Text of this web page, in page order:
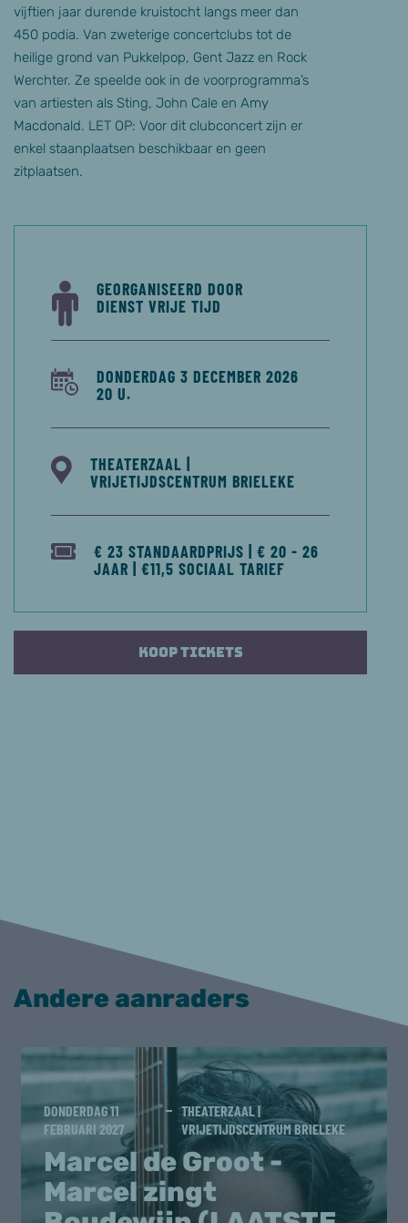
vijftien jaar durende kruistocht langs meer dan
450 podia. Van zweterige concertclubs tot de
heilige grond van Pukkelpop, Gent Jazz en Rock
Werchter. Ze speelde ook in de voorprogramma’s
van artiesten als Sting, John Cale en Amy
Macdonald. LET OP: Voor dit clubconcert zijn er
enkel staanplaatsen beschikbaar en geen
zitplaatsen.
GEORGANISEERD DOOR
DIENST VRIJE TIJD
DONDERDAG 3 DECEMBER 2026
20 U.
THEATERZAAL |
VRIJETIJDSCENTRUM BRIELEKE
€ 23 STANDAARDPRIJS | € 20 - 26
JAAR | €11,5 SOCIAAL TARIEF
Koop tickets
Andere aanraders
DONDERDAG 11
FEBRUARI 2027
THEATERZAAL |
VRIJETIJDSCENTRUM BRIELEKE
Marcel de Groot -
Marcel zingt